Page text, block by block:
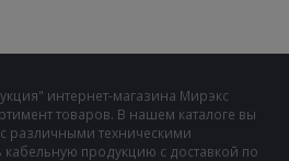
интернет-магазина Мирэкс
товаров. В нашем каталоге вы
различными техническими
кабельную продукцию с доставкой по